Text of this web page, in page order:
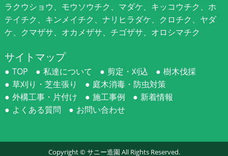
ラクウショウ、モウソウチク、マダケ、キッコウチク、ホ
テイチク、キンメイチク、ナリヒラダケ、クロチク、ヤダ
ケ、クマザサ、オカメザサ、チゴザサ、オロシマチク
サイトマップ
TOP 私達について 剪定・刈込
樹木伐採
草刈り・芝生張り
庭木消毒・防虫対策
外構工事・片付け
施工事例
新着情報
よくある質問
お問い合わせ
Copyright ©サニー造園 All Rights Reserved.